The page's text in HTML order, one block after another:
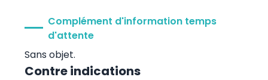
Complément d'information temps
d'attente
Sans objet.
Contre indications